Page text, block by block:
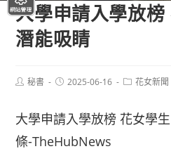
大學申請入學放
潛能吸睛
Post秘書
Post2025-06-16
Post花女新聞
大學申請入學放榜 花女學
條-TheHubNews